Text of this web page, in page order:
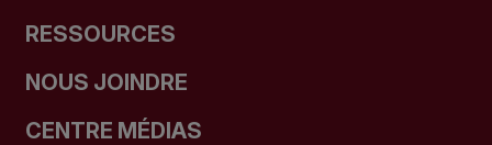
RESSOURCES
NOUS JOINDRE
CENTRE MÉDIAS